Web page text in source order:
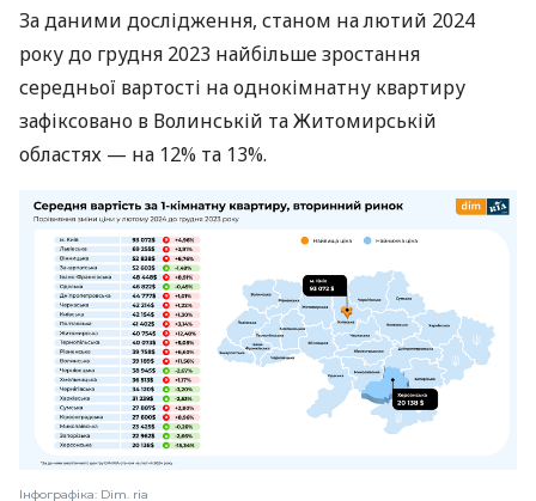
За даними дослідження, станом на лютий 2024
року до грудня 2023 найбільше зростання
середньої вартості на однокімнатну квартиру
зафіксовано в Волинській та Житомирській
областях — на 12% та 13%.
Інфографіка: Dim. ria